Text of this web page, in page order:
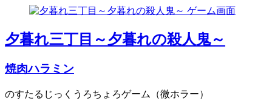
夕暮れ三丁目～夕暮れの殺人鬼～
焼肉ハラミン
のすたるじっくうろちょろゲーム（微ホラー）